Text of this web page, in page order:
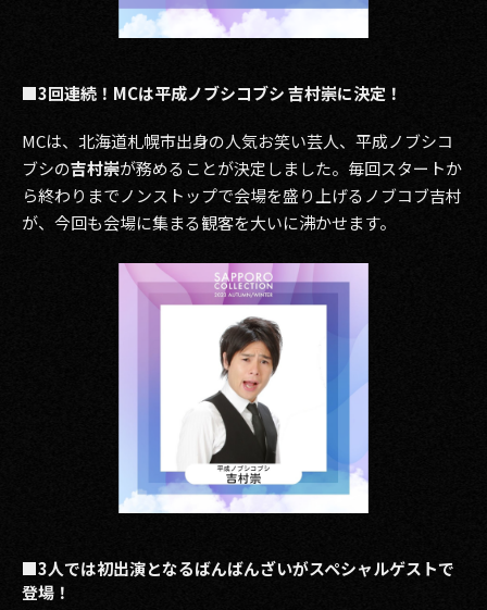
■3回連続！MCは平成ノブシコブシ 吉村崇に決定！
MCは、北海道札幌市出身の人気お笑い芸人、平成ノブシコ
ブシの吉村崇が務めることが決定しました。毎回スタートか
ら終わりまでノンストップで会場を盛り上げるノブコブ吉村
が、今回も会場に集まる観客を大いに沸かせます。
■3人では初出演となるばんばんざいがスペシャルゲストで
登場！